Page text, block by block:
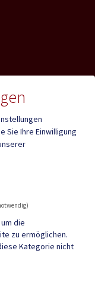
Sie Ihre Einwilligung
die
zu ermöglichen.
Kategorie nicht